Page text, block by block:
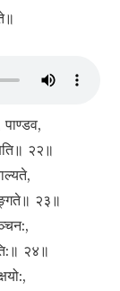
२२॥
२३॥
२४॥